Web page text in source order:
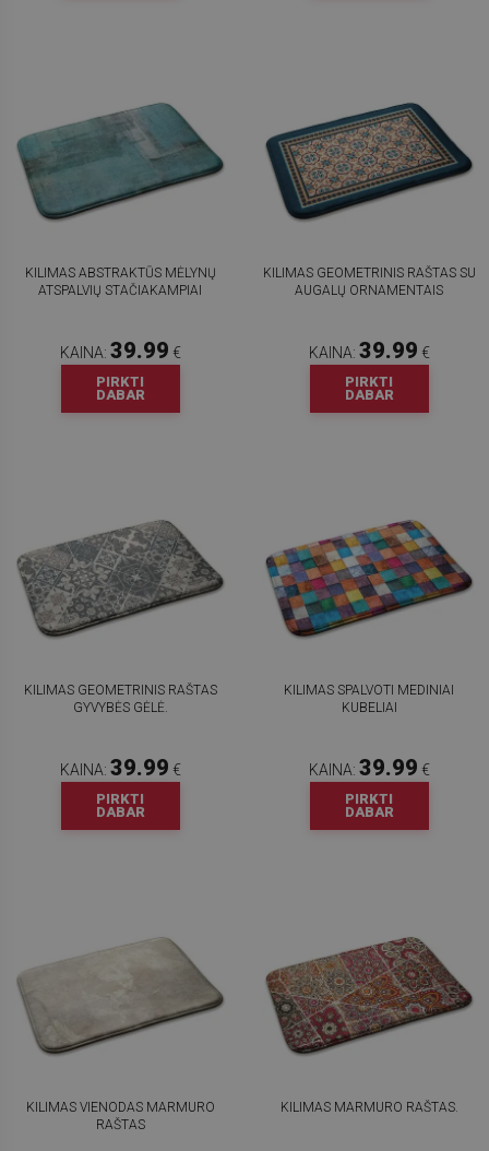
KILIMAS ABSTRAKTŪS MĖLYNŲ
ATSPALVIŲ STAČIAKAMPIAI
KAINA: 39.99 €
PIRKTI
DABAR
KILIMAS GEOMETRINIS RAŠTAS SU
AUGALŲ ORNAMENTAIS
KAINA: 39.99 €
PIRKTI
DABAR
KILIMAS GEOMETRINIS RAŠTAS
GYVYBĖS GĖLĖ.
KAINA: 39.99 €
PIRKTI
DABAR
KILIMAS SPALVOTI MEDINIAI
KUBELIAI
KAINA: 39.99 €
PIRKTI
DABAR
KILIMAS VIENODAS MARMURO
RAŠTAS
KILIMAS MARMURO RAŠTAS.